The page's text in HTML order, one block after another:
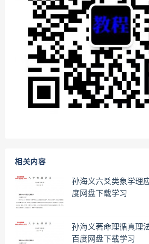
相关内容
孙海义六爻类象学理
度网盘下载学习
孙海义著命理循真理
百度网盘下载学习